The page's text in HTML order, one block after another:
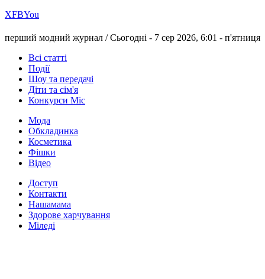
ХFBYou
перший модний журнал /Сьогодні - 7 сер 2026, 6:01 - п'ятниця
Всі статті
Події
Шоу та передачі
Діти та сім'я
Конкурси Міс
Мода
Обкладинка
Косметика
Фішки
Відео
Доступ
Контакти
Нашамама
Здорове харчування
Міледі